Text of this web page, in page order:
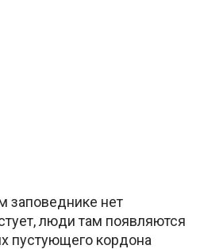
заповеднике нет
люди там появляются
пустующего кордона